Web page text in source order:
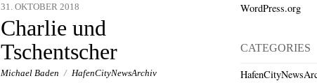
31. OKTOBER 2018
Charlie und
Tschentscher
Michael Baden / HafenCityNewsArchiv
WordPress.org
CATEGORIES